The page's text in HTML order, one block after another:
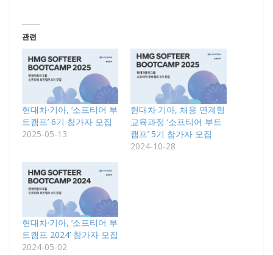
관련
현대차·기아, ‘소프티어 부
트캠프’ 6기 참가자 모집
2025-05-13
현대차·기아, 채용 연계형
교육과정 ‘소프티어 부트
캠프’ 5기 참가자 모집
2024-10-28
현대차·기아, ‘소프티어 부
트캠프 2024’ 참가자 모집
2024-05-02